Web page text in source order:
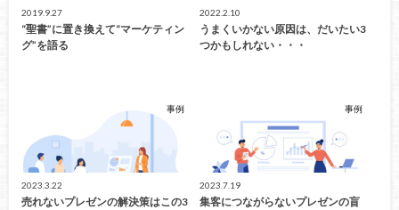
2019.9.27
“聖書”に置き換えて“マーケティン
グ”を語る
2022.2.10
うまくいかない原因は、だいたい3
つかもしれない・・・
事例
2023.3.22
売れないプレゼンの解決策はこの3
事例
2023.7.19
集客につながらないプレゼンの盲